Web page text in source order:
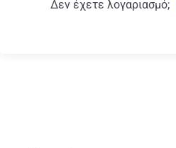
Δεν έχετε λογαριασμό;